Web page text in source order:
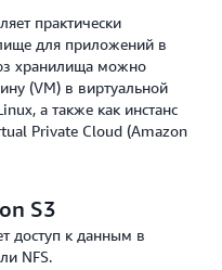
и
практически
для приложений в
хранилища можно
(VM) в виртуальной
а также как инстанс
Private Cloud (Amazon
S3
доступ к данным в
NFS.